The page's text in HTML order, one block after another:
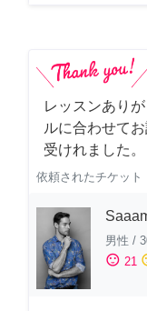
レッスンあり
ルに合わせて
受けれました。
依頼されたチケット
男性 /
sentiment_satisfied 21